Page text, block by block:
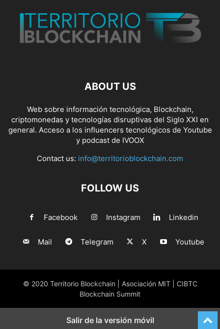
ABOUT US
Web sobre información tecnológica, Blockchain,
criptomonedas y tecnologías disruptivas del Siglo XXI en
general. Acceso a los influencers tecnológicos de Youtube
y podcast de IVOOX
Contact us: info@territorioblockchain.com
FOLLOW US
Facebook Instagram Linkedin
Mail Telegram X Youtube
© 2020 Territorio Blockchain | Asociación MIT | CIBTC
Blockchain Summit
Salir de la versión móvil